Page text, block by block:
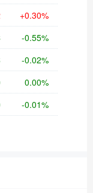
+0.30%
-0.55%
-0.02%
0.00%
-0.01%